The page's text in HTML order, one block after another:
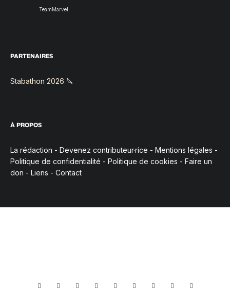
TeamMarvel
PARTENAIRES
Stabathon 2026 🔪
À PROPOS
La rédaction - Devenez contributeur·rice - Mentions légales -
Politique de confidentialité - Politique de cookies - Faire un
don - Liens - Contact